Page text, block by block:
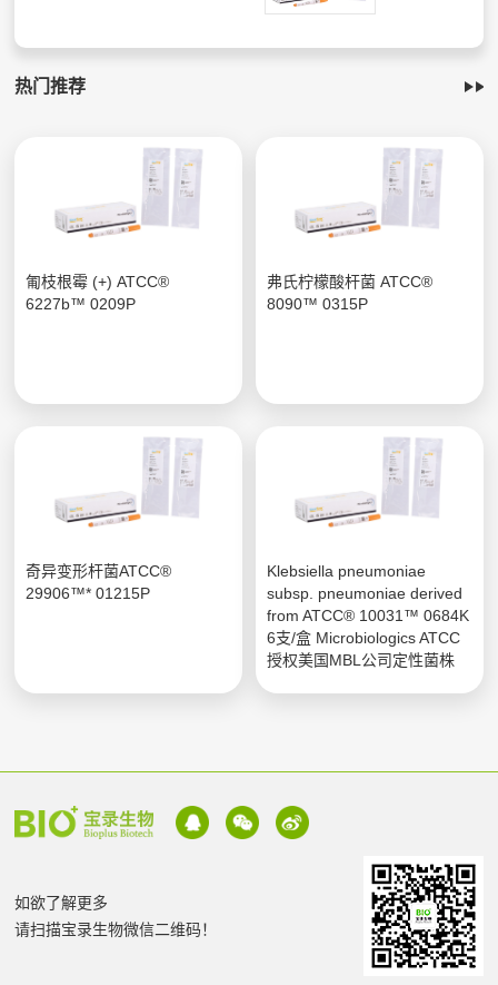
热门推荐
匍枝根霉 (+) ATCC®
6227b™ 0209P
弗氏柠檬酸杆菌 ATCC®
8090™ 0315P
奇异变形杆菌ATCC®
29906™* 01215P
Klebsiella pneumoniae
subsp. pneumoniae derived
from ATCC® 10031™ 0684K
6支/盒 Microbiologics ATCC
授权美国MBL公司定性菌株
如欲了解更多
请扫描宝录生物微信二维码！